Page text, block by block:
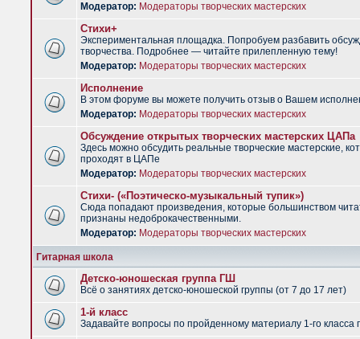
Модератор: Модераторы творческих мастерских
Стихи+
Экспериментальная площадка. Попробуем разбавить
творчества. Подробнее — читайте прилепленную тему!
Модератор: Модераторы творческих мастерских
Исполнение
В этом форуме вы можете получить отзыв о Вашем
Модератор: Модераторы творческих мастерских
Обсуждение открытых творческих мастерских ЦАПа
Здесь можно обсудить реальные творческие мастерские,
проходят в ЦАПе
Модератор: Модераторы творческих мастерских
Стихи- («Поэтическо-музыкальный тупик»)
Сюда попадают произведения, которые большинством
признаны недоброкачественными.
Модератор: Модераторы творческих мастерских
Гитарная школа
Детско-юношеская группа ГШ
Всё о занятиях детско-юношеской группы (от 7 до 17 лет)
1-й класс
Задавайте вопросы по пройденному материалу 1-го класса